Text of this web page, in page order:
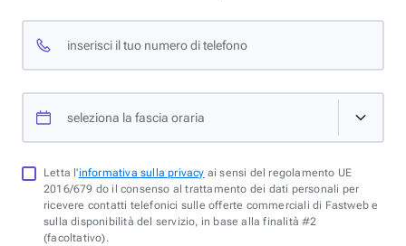
inserisci il tuo numero di telefono
seleziona la fascia oraria
Letta l'informativa sulla privacy ai sensi del regolamento UE
2016/679 do il consenso al trattamento dei dati personali per
ricevere contatti telefonici sulle offerte commerciali di Fastweb e
sulla disponibilità del servizio, in base alla finalità #2
(facoltativo).